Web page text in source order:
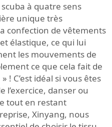
scuba à quatre sens
unique très
confection de vêtements
élastique, ce qui lui
les mouvements de
ce que cela fait de
! C’est idéal si vous êtes
l’exercice, danser ou
tout en restant
Xinyang, nous